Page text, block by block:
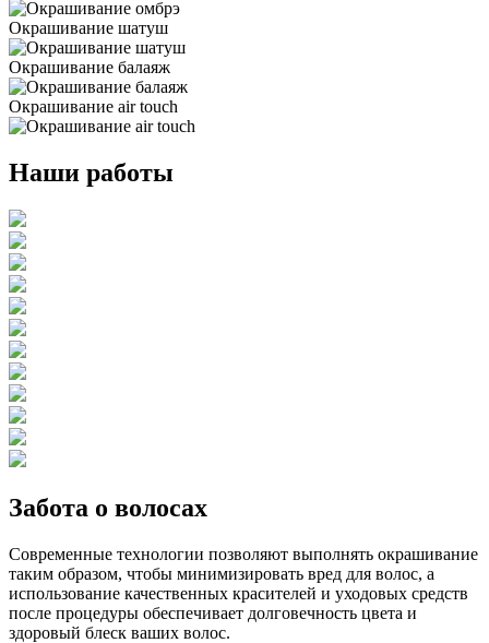
Окрашивание шатуш
Окрашивание балаяж
Окрашивание air touch
Наши работы
Забота о волосах
Современные технологии позволяют выполнять окрашивание
таким образом, чтобы минимизировать вред для волос, а
использование качественных красителей и уходовых средств
после процедуры обеспечивает долговечность цвета и
здоровый блеск ваших волос.